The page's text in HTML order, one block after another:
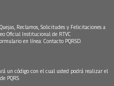
Reclamos, Solicitudes y Felicitaciones a
Oficial Institucional de RTVC
en línea: Contacto PQRSD.
un código con el cual usted podrá realizar el
PQRS